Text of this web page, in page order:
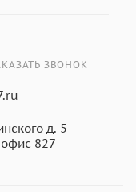
ЗВОНОК
д. 5
827